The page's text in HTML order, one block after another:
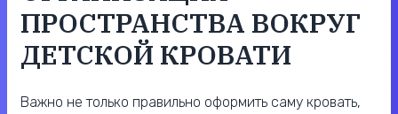
ПРОСТРАНСТВА ВОКРУГ
ДЕТСКОЙ КРОВАТИ
Важно не только правильно оформить саму кровать,